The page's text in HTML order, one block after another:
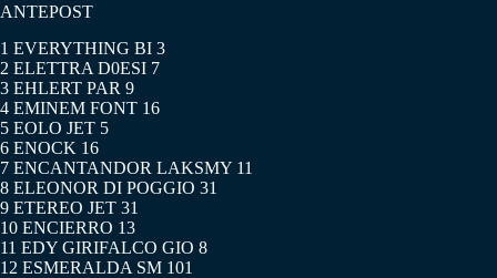
ANTEPOST
1 EVERYTHING BI 3
2 ELETTRA D0ESI 7
3 EHLERT PAR 9
4 EMINEM FONT 16
5 EOLO JET 5
6 ENOCK 16
7 ENCANTANDOR LAKSMY 11
8 ELEONOR DI POGGIO 31
9 ETEREO JET 31
10 ENCIERRO 13
11 EDY GIRIFALCO GIO 8
12 ESMERALDA SM 101